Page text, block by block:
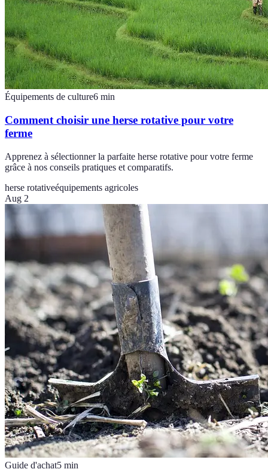
Équipements de culture6 min
Comment choisir une herse rotative pour votre
ferme
Apprenez à sélectionner la parfaite herse rotative pour votre ferme
grâce à nos conseils pratiques et comparatifs.
herse rotativeéquipements agricoles
Aug 2
Guide d'achat5 min